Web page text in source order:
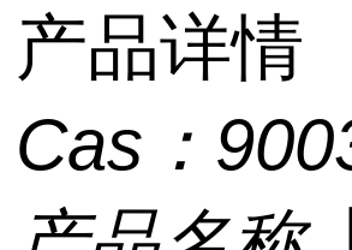
产品详情
Cas：